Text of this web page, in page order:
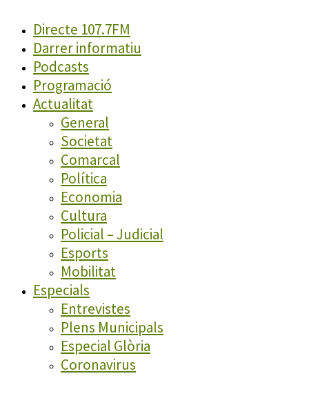
Directe 107.7FM
Darrer informatiu
Podcasts
Programació
Actualitat
General
Societat
Comarcal
Política
Economia
Cultura
Policial – Judicial
Esports
Mobilitat
Especials
Entrevistes
Plens Municipals
Especial Glòria
Coronavirus